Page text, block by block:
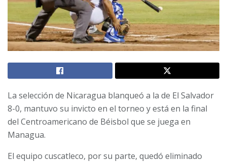
La selección de Nicaragua blanqueó a la de El Salvador
8-0, mantuvo su invicto en el torneo y está en la final
del Centroamericano de Béisbol que se juega en
Managua.
El equipo cuscatleco, por su parte, quedó eliminado